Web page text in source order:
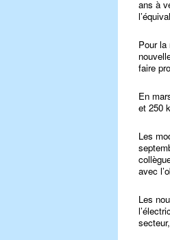
ans à
Pour la
faire
En
et 250
Les
avec
Les